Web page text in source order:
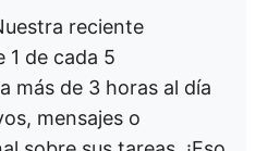
reciente
1 de cada 5
más de 3 horas al día
mensajes o